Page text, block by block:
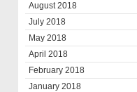
August 2018
July 2018
May 2018
April 2018
February 2018
January 2018